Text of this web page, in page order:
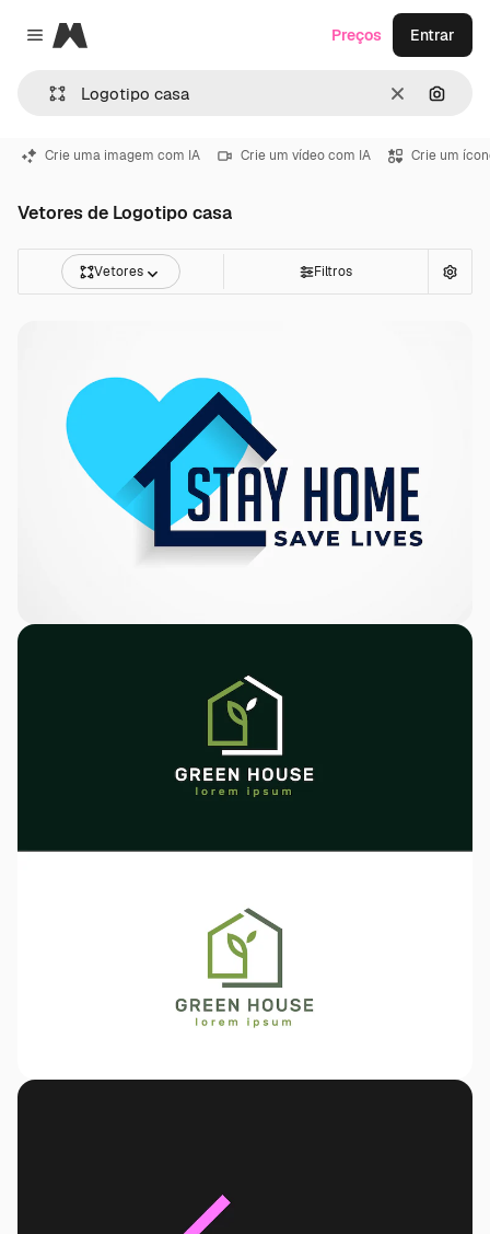
Close menu
Magnific
Limpar
Preços Entrar
Crie uma imagem com IA Crie um vídeo com IA Crie um
Vetores de Logotipo casa
Vetores Filtros